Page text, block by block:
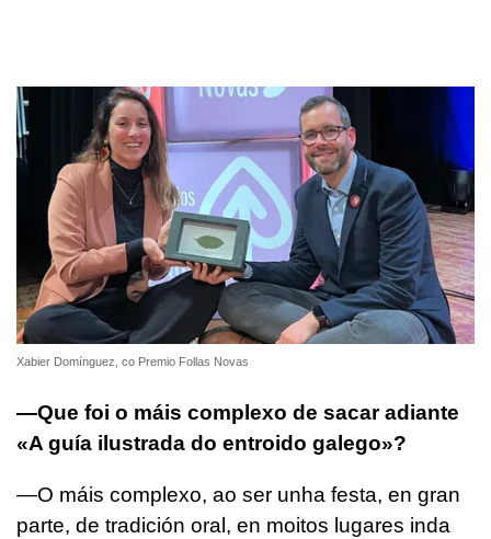
Xabier Domínguez, co Premio Follas Novas
—Que foi o máis complexo de sacar adiante
«A guía ilustrada do entroido galego»?
—O máis complexo, ao ser unha festa, en gran
parte, de tradición oral, en moitos lugares inda